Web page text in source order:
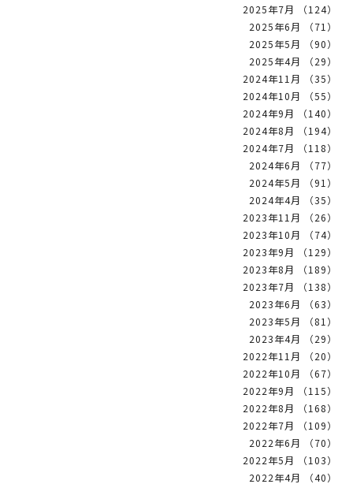
2025年7月 （124）
2025年6月 （71）
2025年5月 （90）
2025年4月 （29）
2024年11月 （35）
2024年10月 （55）
2024年9月 （140）
2024年8月 （194）
2024年7月 （118）
2024年6月 （77）
2024年5月 （91）
2024年4月 （35）
2023年11月 （26）
2023年10月 （74）
2023年9月 （129）
2023年8月 （189）
2023年7月 （138）
2023年6月 （63）
2023年5月 （81）
2023年4月 （29）
2022年11月 （20）
2022年10月 （67）
2022年9月 （115）
2022年8月 （168）
2022年7月 （109）
2022年6月 （70）
2022年5月 （103）
2022年4月 （40）